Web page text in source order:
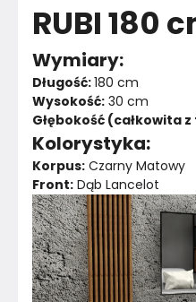
RUBI 180
Wymiary:
Długość: 180 cm
Wysokość: 30 cm
Głębokość (całkowita
Kolorystyka:
Korpus: Czarny Matowy
Front: Dąb Lancelot